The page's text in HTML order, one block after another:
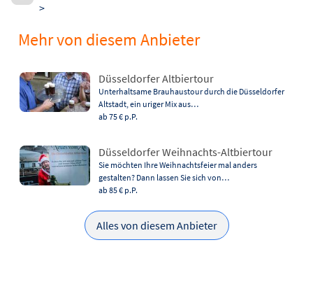
>
Mehr von diesem Anbieter
Düsseldorfer Altbiertour
Unterhaltsame Brauhaustour durch die Düsseldorfer
Altstadt, ein uriger Mix aus…
ab 75 € p.P.
Düsseldorfer Weihnachts-Altbiertour
Sie möchten Ihre Weihnachtsfeier mal anders
gestalten? Dann lassen Sie sich von…
ab 85 € p.P.
Alles von diesem Anbieter